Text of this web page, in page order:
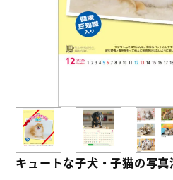
会社概要
ポケットテ
カレンダー本
カイロ本舗
キュートな子犬・子猫の写